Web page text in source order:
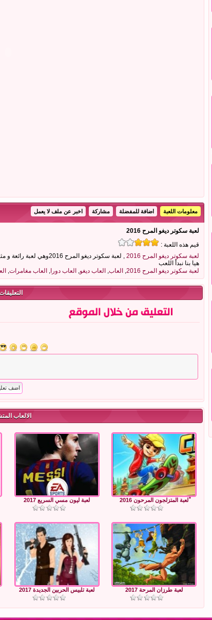
معلومات اللعبة اضافة للمفضلة مشاركة اخبر عن ملف لا يعمل
لعبة سكوتر ديغو المرح 2016
قيم هذه اللعبة :
لعبة سكوتر ديغو المرح 2016
, لعبة سكوتر ديغو المرح
هيا بنا نبدأ اللعب
لعبة سكوتر ديغو المرح 2016
, العاب, العاب ديغو, العاب دورا , العاب مغامرات,
الالعاب
ْلعبة المتزلجون المرحون 2016 لعبة ليون مسي السريع 2017
لعبة طرزان المرحة 2017 لعبة تلبيس الحربين الجديدة 2017